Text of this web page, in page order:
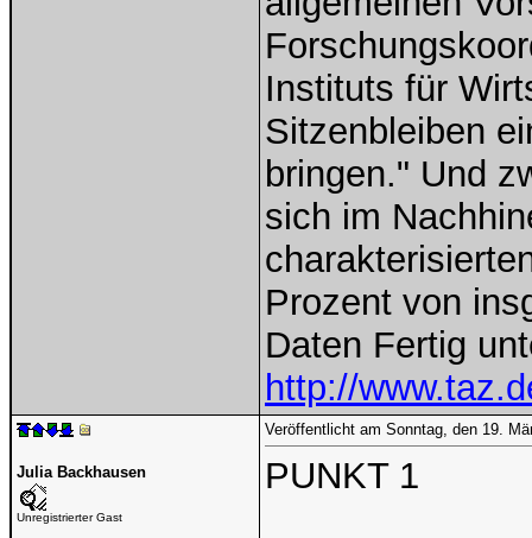
Instituts für
Sitzenbleiben
bringen." Und
sich im
Prozent von
Daten Fertig
http://
Julia Backhausen
Unregistrierter Gast
Veröffentlicht am Sonntag, den 19.
PUNKT 1